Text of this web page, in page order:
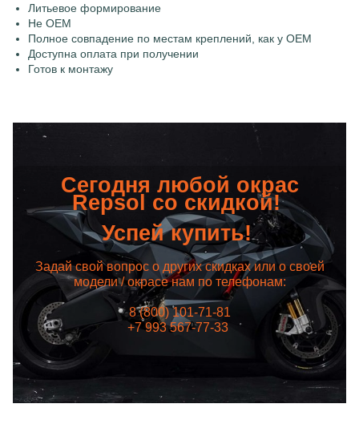
Литьевое формирование
Не OEM
Полное совпадение по местам креплений, как у OEM
Доступна оплата при получении
Готов к монтажу
Сегодня любой окрас
Repsol со скидкой!
Успей купить!
Задай свой вопрос о других скидках или о своей
модели / окрасе нам по телефонам:
8 (800) 101-71-81
+7 993 567-77-33